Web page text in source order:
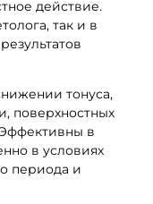
действие.
так и в
тонуса,
поверхностных
в
в условиях
периода и